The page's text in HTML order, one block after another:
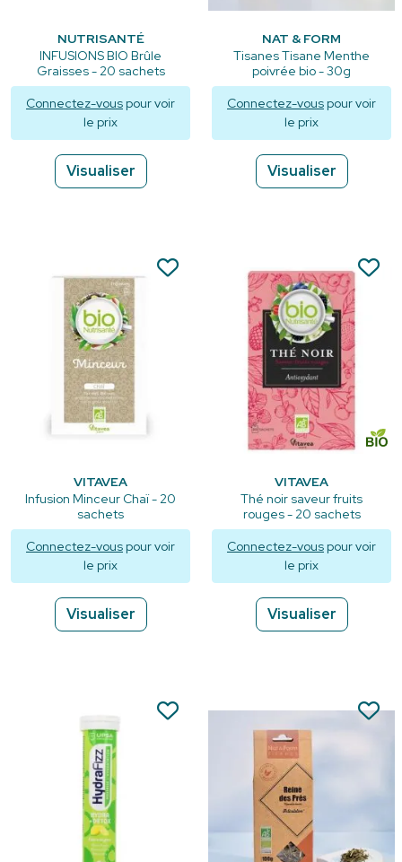
NUTRISANTÉ
INFUSIONS BIO Brûle
Graisses - 20 sachets
Connectez-vous pour voir
le prix
Visualiser
NAT & FORM
Tisanes Tisane Menthe
poivrée bio - 30g
Connectez-vous pour voir
le prix
Visualiser
VITAVEA
Infusion Minceur Chaï - 20
sachets
Connectez-vous pour voir
le prix
Visualiser
VITAVEA
Thé noir saveur fruits
rouges - 20 sachets
Connectez-vous pour voir
le prix
Visualiser